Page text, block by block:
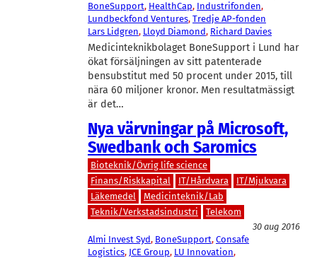
BoneSupport, HealthCap, Industrifonden
Lundbeckfond Ventures, Tredje AP-fonden
Lars Lidgren, Lloyd Diamond, Richard Davies
Medicinteknikbolaget BoneSupport i Lund har
ökat försäljningen av sitt patenterade
bensubstitut med 50 procent under 2015, till
nära 60 miljoner kronor. Men resultatmässigt
är det…
Nya värvningar på Microsoft,
Swedbank och Saromics
Bioteknik/Övrig life science
Finans/Riskkapital
IT/Hårdvara
IT/Mjukvara
Läkemedel
Medicinteknik/Lab
Teknik/Verkstadsindustri
Telekom
30 aug 2016
Almi Invest Syd, BoneSupport, Consafe
Logistics, JCE Group, LU Innovation